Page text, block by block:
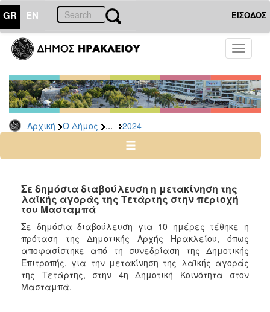
GR EN ΕΙΣΟΔΟΣ
Toggle
Αρχική Ο Δήμος ... 2024
ΔΗΜΟΣ
Δελτία
Τύπου
Αρχείο
2026
2024
2022
2021
2020
2019
2018
2017
Σε δημόσια διαβούλευση η μετακίνηση της
λαϊκής αγοράς της Τετάρτης στην περιοχή
του Μασταμπά
Σε δημόσια διαβούλευση για 10 ημέρες τέθηκε η
πρόταση της Δημοτικής Αρχής Ηρακλείου, όπως
αποφασίστηκε από τη συνεδρίαση της Δημοτικής
Επιτροπής, για την μετακίνηση της λαϊκής αγοράς
της Τετάρτης, στην 4η Δημοτική Κοινότητα στον
Μασταμπά.